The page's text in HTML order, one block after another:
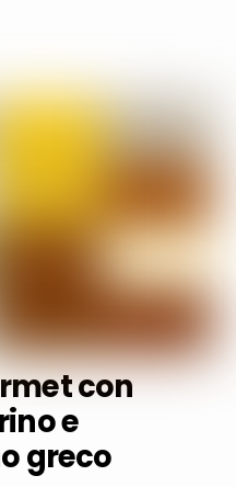
con
e
greco